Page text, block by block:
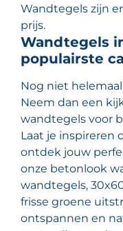
Wandtegels zijn
prijs.
Wandtegels
populairste
Nog niet
Neem dan een
wandtegels voor
Laat je inspireren
ontdek jouw
onze betonlook
wandtegels,
frisse groene
ontspannen en